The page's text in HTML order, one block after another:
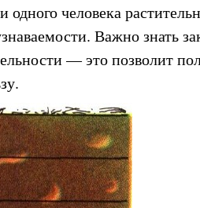
человека
Важно знать
— это позволит